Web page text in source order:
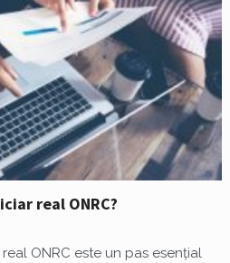
real ONRC?
ONRC este un pas esențial